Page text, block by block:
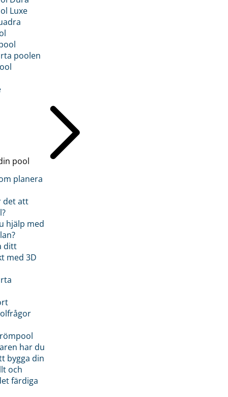
Luxe
poolen
pool
planera
det att
hjälp med
ditt
med 3D
har du
bygga din
och
färdiga